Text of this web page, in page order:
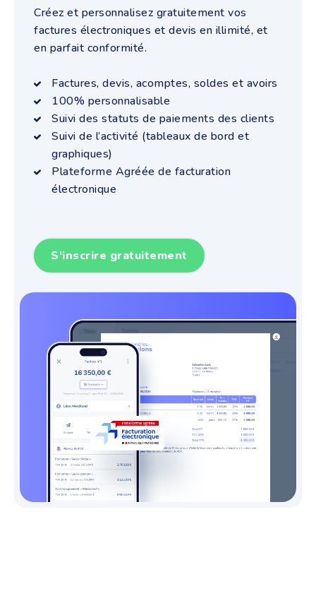
Créez et personnalisez gratuitement vos
factures électroniques et devis en illimité, et
en parfait conformité.
Factures, devis, acomptes, soldes et avoirs
100% personnalisable
Suivi des statuts de paiements des clients
Suivi de l’activité (tableaux de bord et
graphiques)
Plateforme Agréée de facturation
électronique
S'inscrire gratuitement